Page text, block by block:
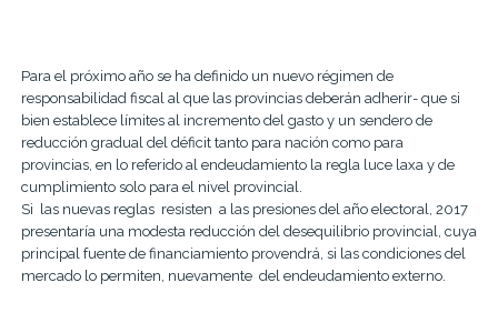
Para el próximo año se ha definido un nuevo régimen de
responsabilidad fiscal al que las provincias deberán adherir- que si
bien establece límites al incremento del gasto y un sendero de
reducción gradual del déficit tanto para nación como para
provincias, en lo referido al endeudamiento la regla luce laxa y de
cumplimiento solo para el nivel provincial.
Si las nuevas reglas resisten a las presiones del año electoral, 2017
presentaría una modesta reducción del desequilibrio provincial, cuya
principal fuente de financiamiento provendrá, si las condiciones del
mercado lo permiten, nuevamente del endeudamiento externo.